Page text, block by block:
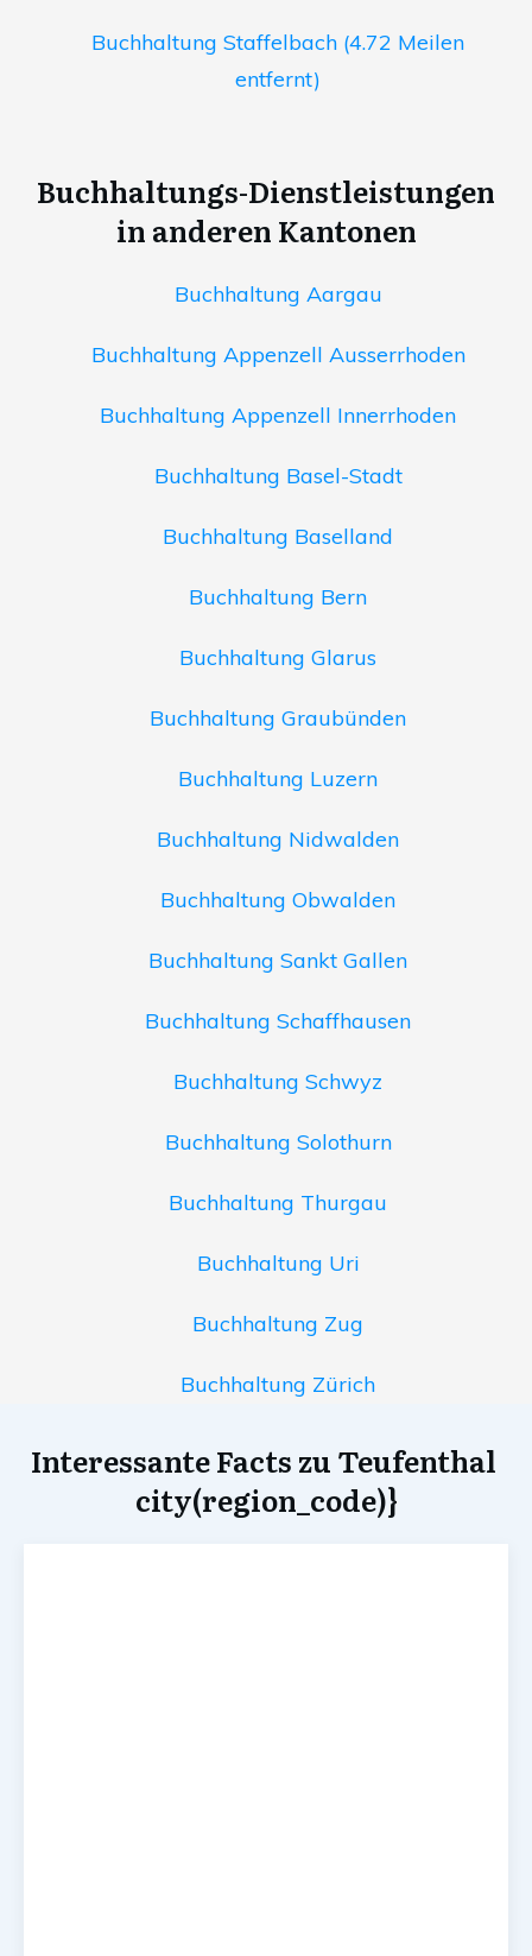
Buchhaltung Staffelbach (4.72 Meilen
entfernt)
Buchhaltungs-Dienstleistungen
in anderen Kantonen
Buchhaltung Aargau
Buchhaltung Appenzell Ausserrhoden
Buchhaltung Appenzell Innerrhoden
Buchhaltung Basel-Stadt
Buchhaltung Baselland
Buchhaltung Bern
Buchhaltung Glarus
Buchhaltung Graubünden
Buchhaltung Luzern
Buchhaltung Nidwalden
Buchhaltung Obwalden
Buchhaltung Sankt Gallen
Buchhaltung Schaffhausen
Buchhaltung Schwyz
Buchhaltung Solothurn
Buchhaltung Thurgau
Buchhaltung Uri
Buchhaltung Zug
Buchhaltung Zürich
Interessante Facts zu Teufenthal
city(region_code)}